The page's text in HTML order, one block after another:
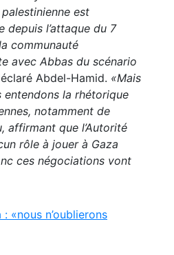
est
depuis l’attaque du 7
communauté
avec Abbas du scénario
Abdel-Hamid. «Mais
entendons la rhétorique
notamment de
affirmant que l’Autorité
rôle à jouer à Gaza
ces négociations vont
: «nous n’oublierons